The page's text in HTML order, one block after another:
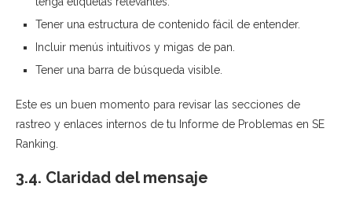
Tener una estructura de contenido fácil de entender.
Incluir menús intuitivos y migas de pan.
Tener una barra de búsqueda visible.
Este es un buen momento para revisar las secciones de
rastreo y enlaces internos de tu Informe de Problemas en SE
Ranking.
3.4. Claridad del mensaje